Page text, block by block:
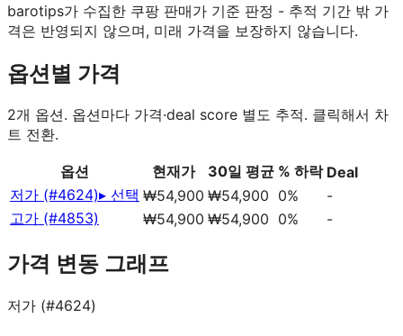
barotips가 수집한 쿠팡 판매가 기준 판정 - 추적 기간 밖 가
격은 반영되지 않으며, 미래 가격을 보장하지 않습니다.
옵션별 가격
2개 옵션. 옵션마다 가격·deal score 별도 추적. 클릭해서 차
트 전환.
옵션 현재가 30일 평균 % 하락 Deal
저가 (#4624)▸ 선택 ₩54,900 ₩54,900 0%
-
고가 (#4853)
₩54,900 ₩54,900 0% -
가격 변동 그래프
저가 (#4624)